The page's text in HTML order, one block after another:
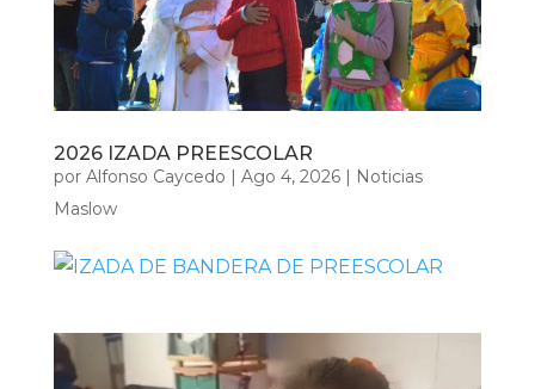
2026 IZADA PREESCOLAR
por Alfonso Caycedo Ago 4, 2026|
Noticias
Maslow